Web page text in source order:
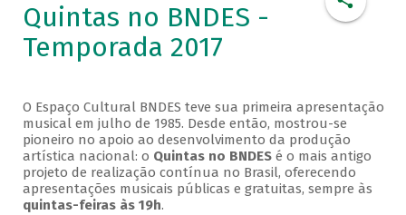
Quintas no BNDES -
Temporada 2017
O Espaço Cultural BNDES teve sua primeira apresentação
musical em julho de 1985. Desde então, mostrou-se
pioneiro no apoio ao desenvolvimento da produção
artística nacional: o Quintas no BNDESé o mais antigo
projeto de realização contínua no Brasil, oferecendo
apresentações musicais públicas e gratuitas, sempre às
quintas-feiras às 19h.